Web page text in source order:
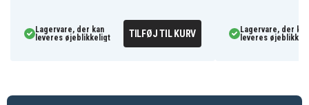
Oleofobisk belægning mod fingeraftryk og olie
holder coveret pænt
Kan nemt bruges med en magnetisk bilholder
Lagervare, der kan
leveres øjeblikkeligt
TILFØJ TIL KURV
Lagervare, der kan
leveres